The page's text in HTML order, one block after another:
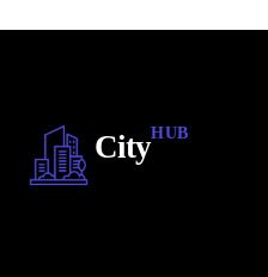
CityHUB